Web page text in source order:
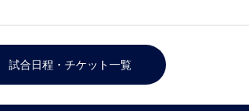
試合日程・チケット一覧